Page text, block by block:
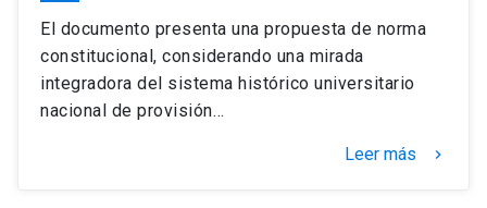
El documento presenta una propuesta de norma
constitucional, considerando una mirada
integradora del sistema histórico universitario
nacional de provisión…
Leer más keyboard_arrow_right